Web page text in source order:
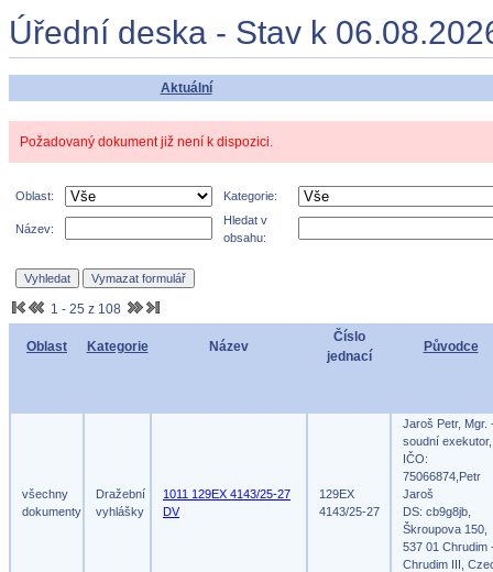
Úřední deska - Stav k
Aktuální
Požadovaný dokument již není k dispozici.
Oblast: Kategorie:
Název:
Hledat v
obsahu:
1 - 25 z 108
Oblast Kategorie Název
Číslo
jednací
Původce
všechny
dokumenty
Dražební
vyhlášky
1011 129EX 4143/25-27
DV
129EX
4143/25-27
Jaroš Petr, Mgr.
soudní exekutor,
IČO:
75066874,Petr
Jaroš
DS: cb9g8jb,
Škroupova 150,
537 01 Chrudim
Chrudim III,